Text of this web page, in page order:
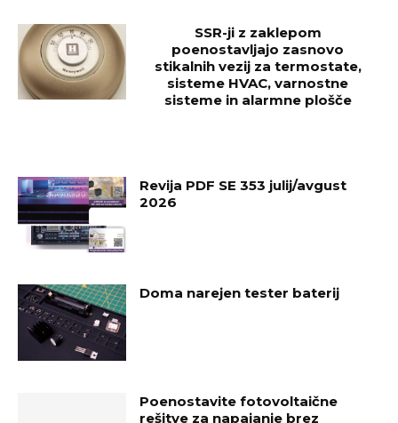
SSR-ji z zaklepom
poenostavljajo zasnovo
stikalnih vezij za termostate,
sisteme HVAC, varnostne
sisteme in alarmne plošče
Revija PDF SE 353 julij/avgust
2026
Doma narejen tester baterij
Poenostavite fotovoltaične
rešitve za napajanje brez